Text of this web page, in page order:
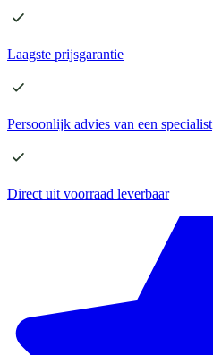
Laagste prijsgarantie
Persoonlijk advies van een specialist
Direct uit voorraad leverbaar